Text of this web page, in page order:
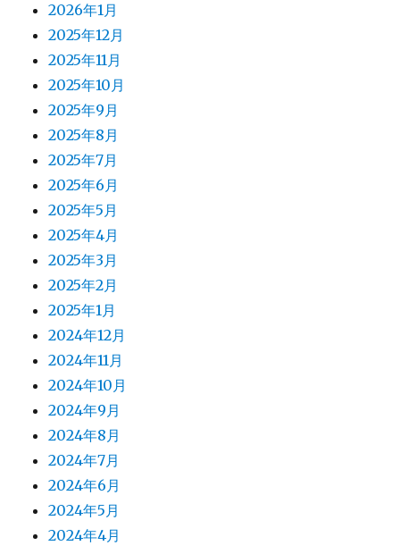
2026年1月
2025年12月
2025年11月
2025年10月
2025年9月
2025年8月
2025年7月
2025年6月
2025年5月
2025年4月
2025年3月
2025年2月
2025年1月
2024年12月
2024年11月
2024年10月
2024年9月
2024年8月
2024年7月
2024年6月
2024年5月
2024年4月